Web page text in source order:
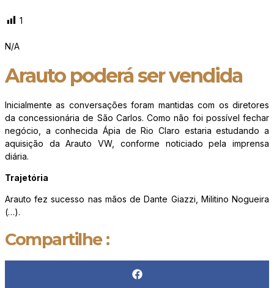
1
N/A
Arauto poderá ser vendida
Inicialmente as conversações foram mantidas com os diretores
da concessionária de São Carlos. Como não foi possível fechar
negócio, a conhecida Ápia de Rio Claro estaria estudando a
aquisição da Arauto VW, conforme noticiado pela imprensa
diária.
Trajetória
Arauto fez sucesso nas mãos de Dante Giazzi, Militino Nogueira
(…).
Compartilhe :